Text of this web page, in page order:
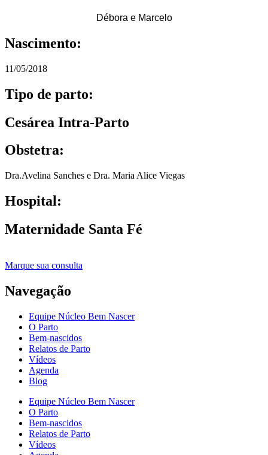
Débora e Marcelo
Nascimento:
11/05/2018
Tipo de parto:
Cesárea Intra-Parto
Obstetra:
Dra.Avelina Sanches e Dra. Maria Alice Viegas
Hospital:
Maternidade Santa Fé
Marque sua consulta
Navegação
Equipe Núcleo Bem Nascer
O Parto
Bem-nascidos
Relatos de Parto
Vídeos
Agenda
Blog
Equipe Núcleo Bem Nascer
O Parto
Bem-nascidos
Relatos de Parto
Vídeos